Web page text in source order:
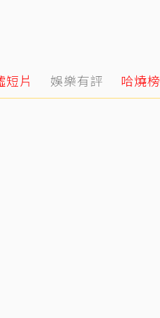
短片 娛樂有評 哈燒榜